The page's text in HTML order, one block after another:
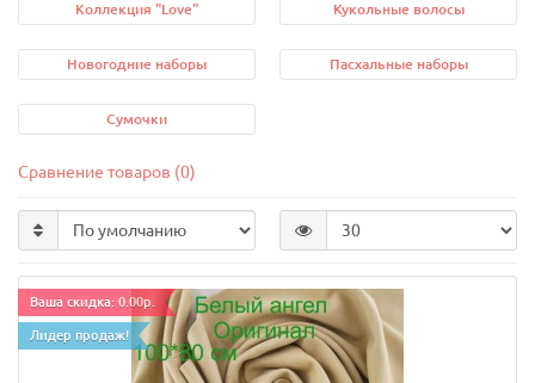
Коллекция "Love" Кукольные волосы
Новогодние наборы Пасхальные наборы
Сумочки
Сравнение товаров (0)
Ваша скидка: 0.00р.
Лидер продаж!